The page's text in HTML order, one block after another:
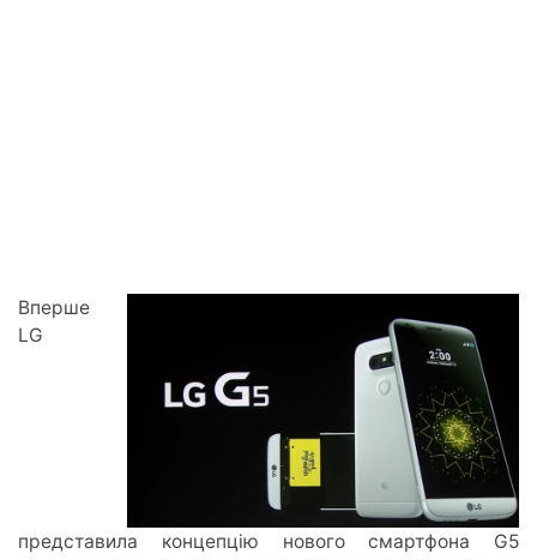
Вперше
LG
представила концепцію нового смартфона G5